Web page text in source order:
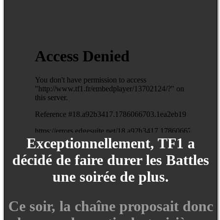
Exceptionnellement, TF1 a
décidé de faire durer les Battles
une soirée de plus.
Ce soir, la chaîne proposait donc